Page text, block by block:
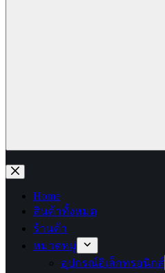
No
results
Home
สินค้าทั้งหมด
ร้านค้า
หมวดหมู่
อุปกรณ์อิเล็กทรอนิกส์